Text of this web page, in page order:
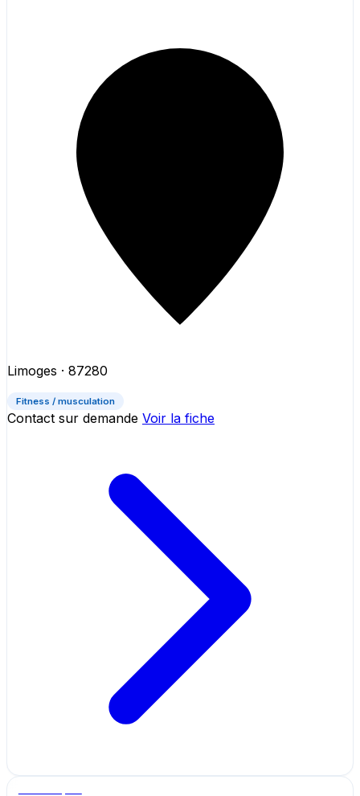
Limoges · 87280
Fitness / musculation
Contact sur demande Voir la fiche